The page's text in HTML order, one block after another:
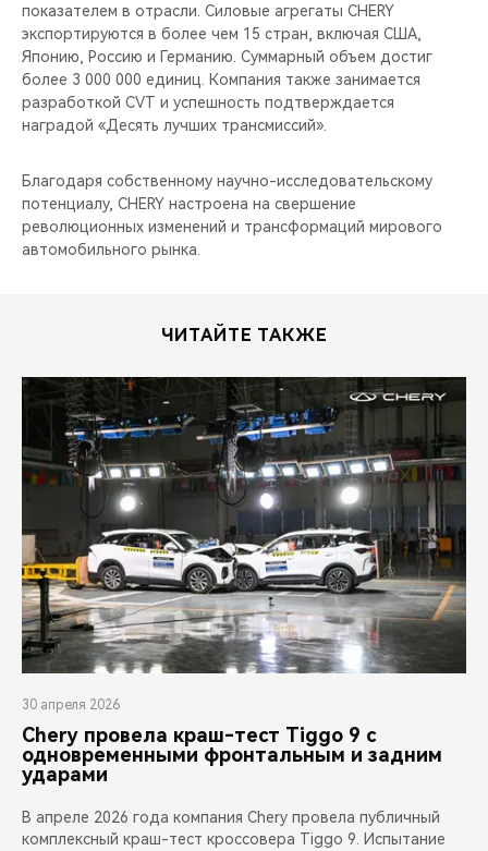
показателем в отрасли. Силовые агрегаты CHERY
экспортируются в более чем 15 стран, включая США,
Японию, Россию и Германию. Суммарный объем достиг
более 3 000 000 единиц. Компания также занимается
разработкой CVT и успешность подтверждается
наградой «Десять лучших трансмиссий».
Благодаря собственному научно-исследовательскому
потенциалу, CHERY настроена на свершение
революционных изменений и трансформаций мирового
автомобильного рынка.
ЧИТАЙТЕ ТАКЖЕ
30 апреля 2026
Chery провела краш-тест Tiggo 9 с
одновременными фронтальным и задним
ударами
В апреле 2026 года компания Chery провела публичный
комплексный краш-тест кроссовера Tiggo 9. Испытание